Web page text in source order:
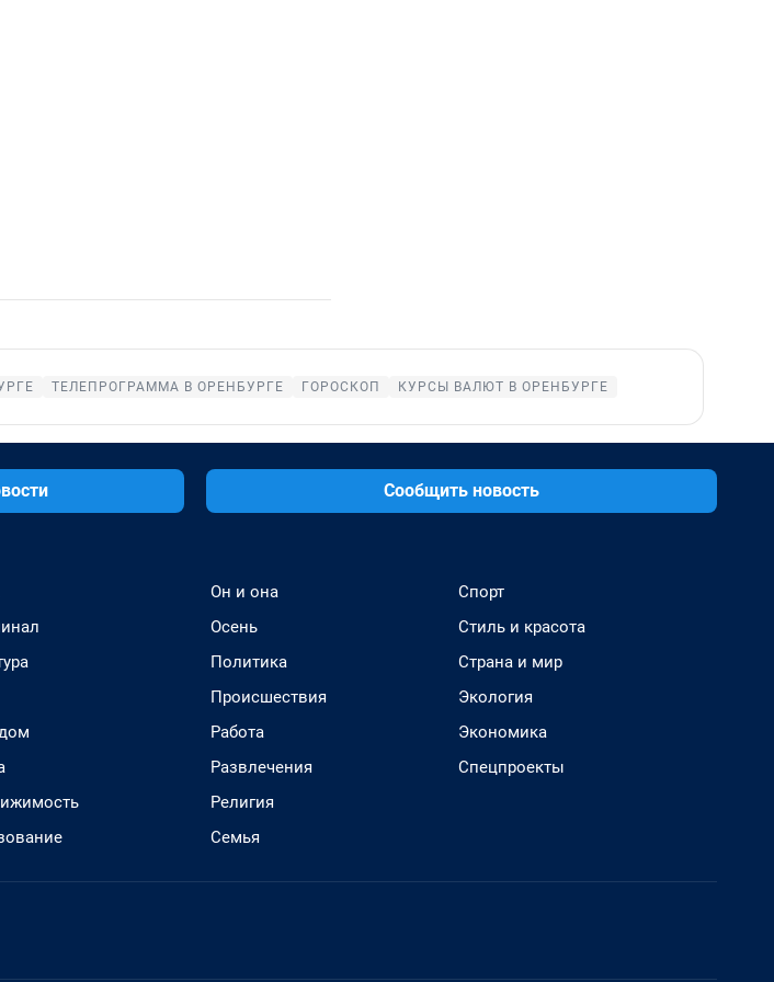
ТЕЛЕПРОГРАММА В ОРЕНБУРГЕ ГОРОСКОП КУРСЫ ВАЛЮТ В ОРЕНБУРГЕ
Сообщить новость
Он и она
Осень
Политика
Происшествия
Работа
Развлечения
Религия
Семья
Спорт
Стиль и красота
Страна и мир
Экология
Экономика
Спецпроекты